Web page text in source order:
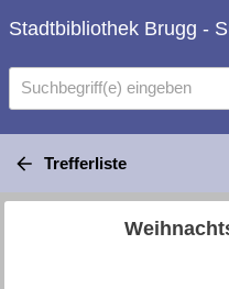
Stadtbibliothek Brugg -
Suchbegriff(e) eingeben
Trefferliste